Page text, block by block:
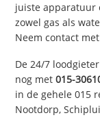
juiste apparatuur
zowel gas als
Neem contact
De 24/7
nog met015-
in de gehele 015
Nootdorp,